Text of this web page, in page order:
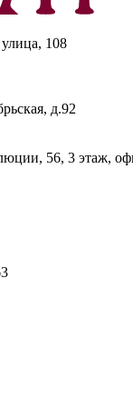
108
д.92
56, 3 этаж,